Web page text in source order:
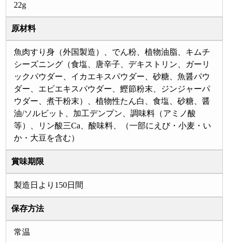
22g
原材料
魚肉すり身（外国製造）、でん粉、植物油脂、キムチ
シーズニング（食塩、唐辛子、デキストリン、ガーリ
ックパウダー、イカエキスパウダー、砂糖、魚醤パウ
ダー、エビエキスパウダー、鰹節粉末、ジンジャーパ
ウダー、煮干粉末）、植物性たん白、食塩、砂糖、醤
油/ソルビット、加工デンプン、調味料（アミノ酸
等）、リン酸三Ca、酸味料、（一部にえび・小麦・い
か・大豆を含む）
賞味期限
製造日より150日間
保存方法
常温